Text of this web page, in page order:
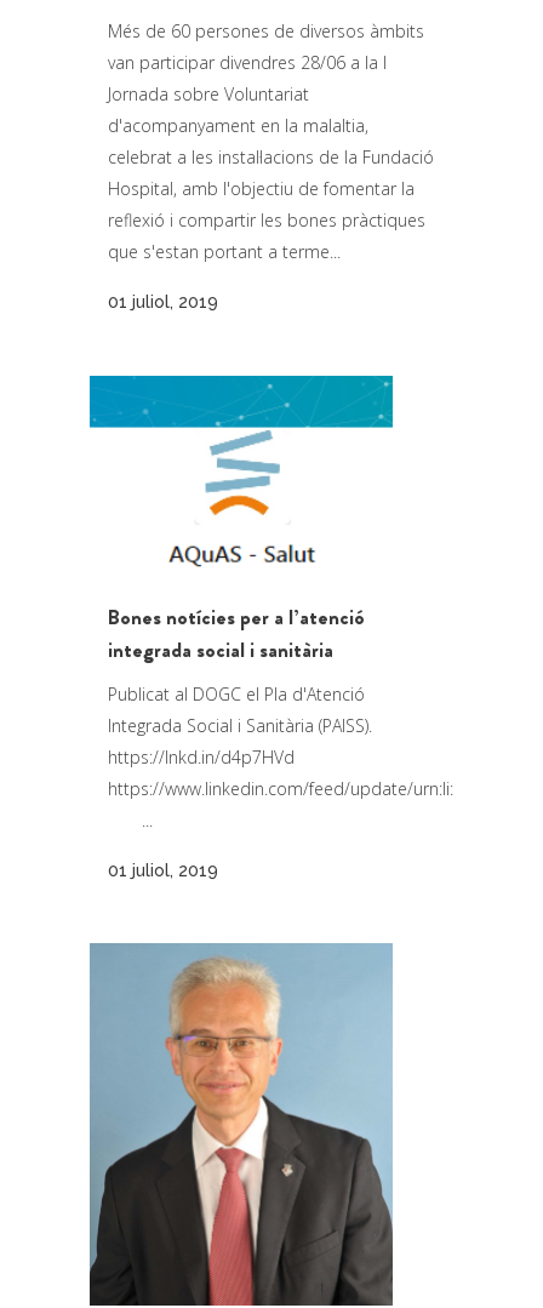
Més de 60 persones de diversos àmbits
van participar divendres 28/06 a la I
Jornada sobre Voluntariat
d'acompanyament en la malaltia,
celebrat a les instal·lacions de la Fundació
Hospital, amb l'objectiu de fomentar la
reflexió i compartir les bones pràctiques
que s'estan portant a terme...
01 juliol, 2019
Bones notícies per a l’atenció
integrada social i sanitària
Publicat al DOGC el Pla d'Atenció
Integrada Social i Sanitària (PAISS).
https://lnkd.in/d4p7HVd
https://www.linkedin.com/feed/update/
01 juliol, 2019